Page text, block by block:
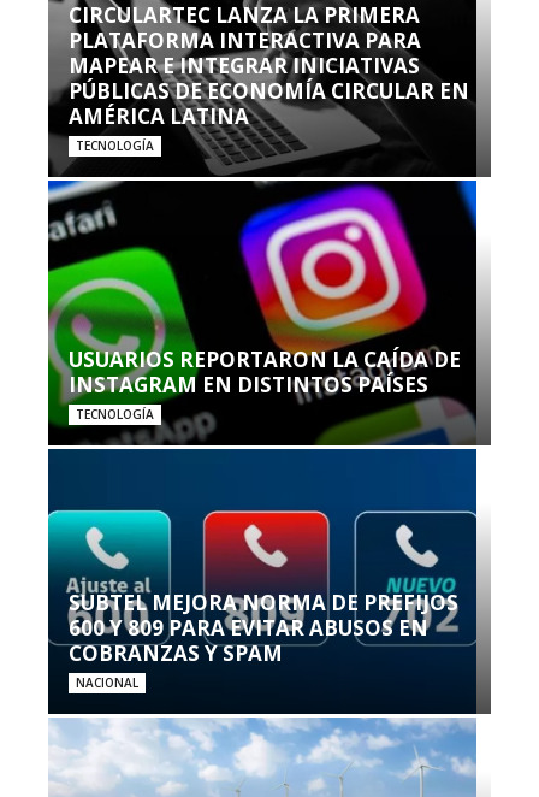
CIRCULARTEC LANZA LA PRIMERA
PLATAFORMA INTERACTIVA PARA
MAPEAR E INTEGRAR INICIATIVAS
PÚBLICAS DE ECONOMÍA CIRCULAR EN
AMÉRICA LATINA
TECNOLOGÍA
USUARIOS REPORTARON LA CAÍDA DE
INSTAGRAM EN DISTINTOS PAÍSES
TECNOLOGÍA
SUBTEL MEJORA NORMA DE PREFIJOS
600 Y 809 PARA EVITAR ABUSOS EN
COBRANZAS Y SPAM
NACIONAL